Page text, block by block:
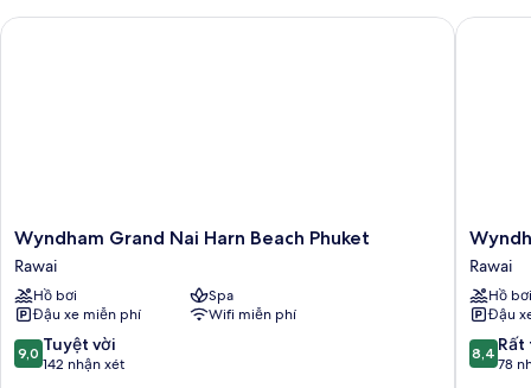
Wyndham
Grand
Nai
Harn
Beach
Phuket
Rawai
Wyndham Grand Nai Harn Beach Phuket
Rawai
Hồ bơi
Spa
Đậu xe miễn phí
Wifi miễn phí
9.0
trên
9,0 Tuyệt vời
142 nhận xét
Wyndham Grand Nai Harn Beach Phuket
La
Vita
Rawai
Phuket
Rawai
Rawai
Hồ bơi
Đậu
8.4
trên
8,4 Rất
78